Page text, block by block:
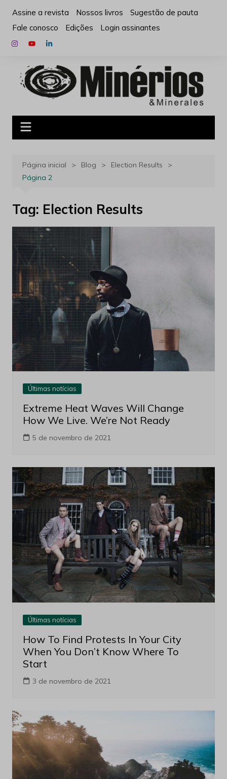
para
conteúdo
Assine a revista Nossos livros
Sugestão de pauta
Fale conosco
Edições Login assinantes
Página inicial Blog
Election Results
Página 2
Tag: Election Results
Últimas notícias
Extreme Heat Waves Will Change
How We Live. We’re Not Ready
5 de novembro de 2021
Últimas notícias
How To Find Protests In Your City
When You Don’t Know Where To
Start
3 de novembro de 2021